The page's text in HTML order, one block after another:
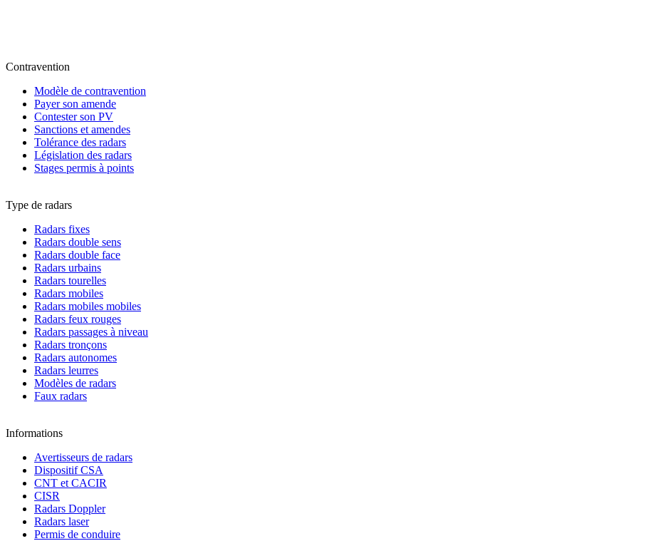
Contravention
Modèle de contravention
Payer son amende
Contester son PV
Sanctions et amendes
Tolérance des radars
Législation des radars
Stages permis à points
Type de radars
Radars fixes
Radars double sens
Radars double face
Radars urbains
Radars tourelles
Radars mobiles
Radars mobiles mobiles
Radars feux rouges
Radars passages à niveau
Radars tronçons
Radars autonomes
Radars leurres
Modèles de radars
Faux radars
Informations
Avertisseurs de radars
Dispositif CSA
CNT et CACIR
CISR
Radars Doppler
Radars laser
Permis de conduire